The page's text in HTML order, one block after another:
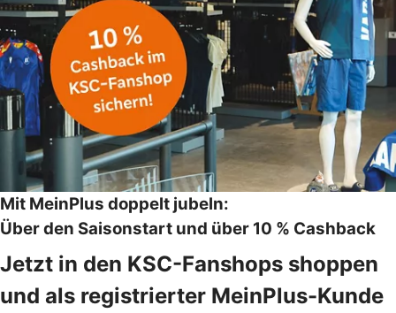
Mit MeinPlus doppelt jubeln:
Über den Saisonstart und über 10 % Cashback
Jetzt in den KSC-Fanshops shoppen
und als registrierter MeinPlus-Kunde